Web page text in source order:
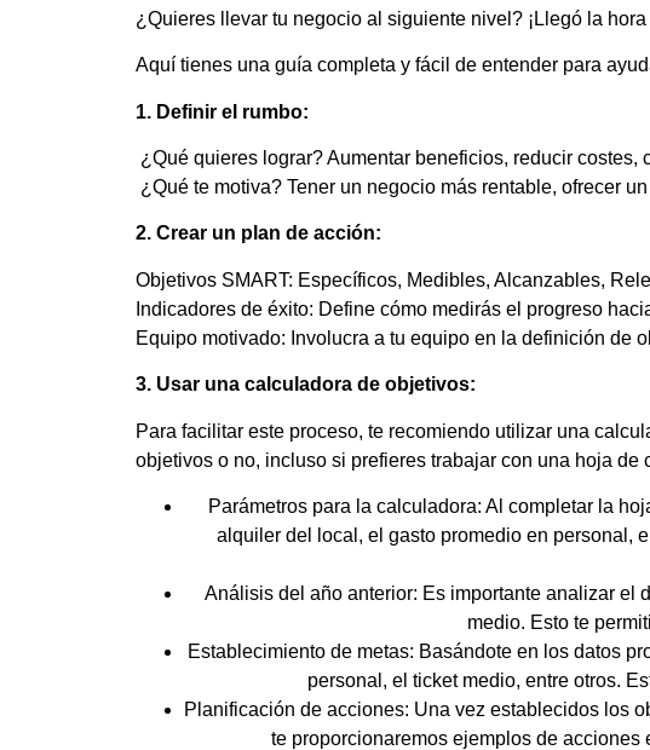
¿Quieres llevar tu negocio al siguiente nivel? ¡Llegó la
Aquí tienes una guía completa y fácil de entender para
1. Definir el rumbo:
¿Qué quieres lograr? Aumentar beneficios, reducir
¿Qué te motiva? Tener un negocio más rentable, ofrecer
2. Crear un plan de acción:
Objetivos SMART: Específicos, Medibles, Alcanzables,
Indicadores de éxito: Define cómo medirás el progreso
Equipo motivado: Involucra a tu equipo en la definición de
3. Usar una calculadora de objetivos:
Para facilitar este proceso, te recomiendo utilizar una
objetivos o no, incluso si prefieres trabajar con una hoja
Parámetros para la calculadora: Al completar la
alquiler del local, el gasto promedio en personal,
Análisis del año anterior: Es importante analizar el
medio. Esto te
Establecimiento de metas: Basándote en los datos
personal, el ticket medio, entre otros.
Planificación de acciones: Una vez establecidos los
te proporcionaremos ejemplos de